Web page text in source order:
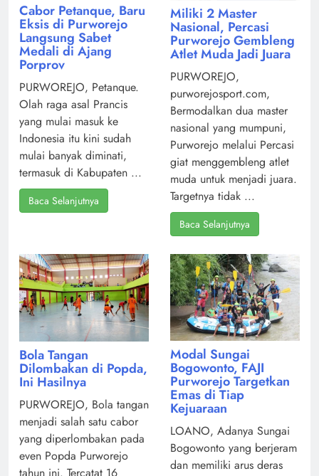
Cabor Petanque, Baru
Eksis di Purworejo
Langsung Sabet
Medali di Ajang
Porprov
PURWOREJO, Petanque.
Olah raga asal Prancis
yang mulai masuk ke
Indonesia itu kini sudah
mulai banyak diminati,
termasuk di Kabupaten ...
Baca Selanjutnya
Miliki 2 Master
Nasional, Percasi
Purworejo Gembleng
Atlet Muda Jadi Juara
PURWOREJO,
purworejosport.com,
Bermodalkan dua master
nasional yang mumpuni,
Purworejo melalui Percasi
giat menggembleng atlet
muda untuk menjadi juara.
Targetnya tidak ...
Baca Selanjutnya
Bola Tangan
Dilombakan di Popda,
Ini Hasilnya
PURWOREJO, Bola tangan
menjadi salah satu cabor
yang diperlombakan pada
even Popda Purworejo
tahun ini. Tercatat 16
Modal Sungai
Bogowonto, FAJI
Purworejo Targetkan
Emas di Tiap
Kejuaraan
LOANO, Adanya Sungai
Bogowonto yang berjeram
dan memiliki arus deras